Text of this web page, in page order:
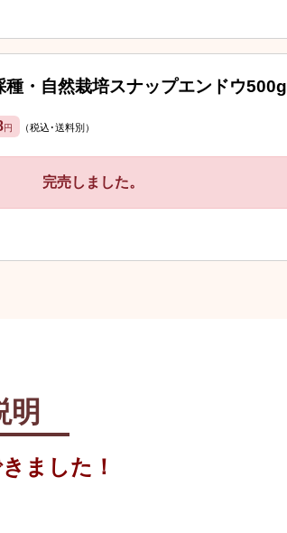
種・自然栽培スナップエンドウ500g
円 （税込･送料別）
完売しました。
明
ました！